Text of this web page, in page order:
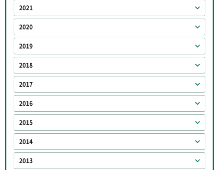
2021
2020
2019
2018
2017
2016
2015
2014
2013